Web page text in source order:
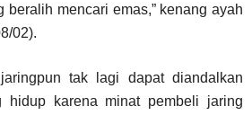
beralih mencari emas,” kenang ayah
02).
tak lagi dapat diandalkan
hidup karena minat pembeli jaring